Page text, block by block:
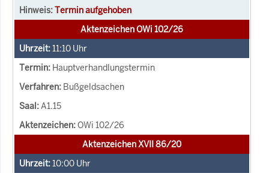
Termin aufgehoben
Aktenzeichen OWi 102/26
11:10 Uhr
Hauptverhandlungstermin
Bußgeldsachen
A1.15
OWi 102/26
Aktenzeichen XVII 86/20
10:00 Uhr